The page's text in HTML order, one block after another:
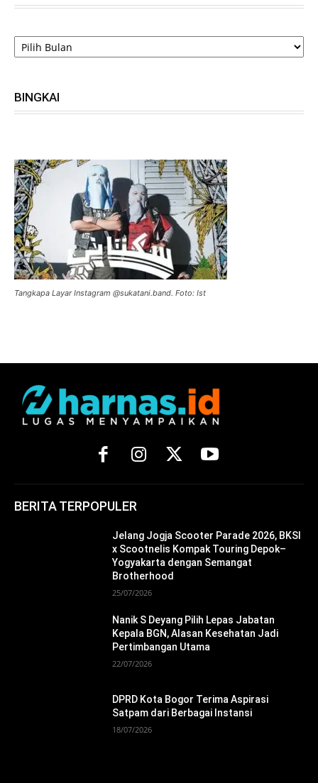
ARSIP
BINGKAI
Tangkapa Layar Instagram @sukatani.band. Foto: Ist
BERITA TERPOPULER
Jelang Jogja Scooter Parade 2026, BKSI
x Scootnelis Kompak Touring Depok–
Yogyakarta dengan Semangat
Brotherhood
25/07/2026
Nanik S Deyang Pilih Lepas Jabatan
Kepala BGN, Alasan Kesehatan Jadi
Pertimbangan Utama
22/07/2026
DPRD Kota Bogor Terima Aspirasi
Satpam dari Berbagai Instansi
18/07/2026